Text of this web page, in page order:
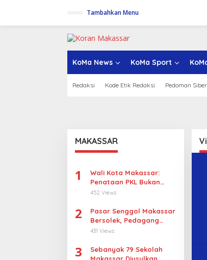
Tambahkan Menu
KoMa News KoMa Sport
Redaksi Kode Etik Redaksi Pedoman Siber
MAKASSAR
1
Wali Kota Makassar:
Penataan PKL Bukan
Penggusuran
452 Views
2
Pasar Senggol Makassar
Bersolek, Pedagang
Gotong Royong
431 Views
3
Sebanyak 79 Sekolah
Makassar Diusulkan